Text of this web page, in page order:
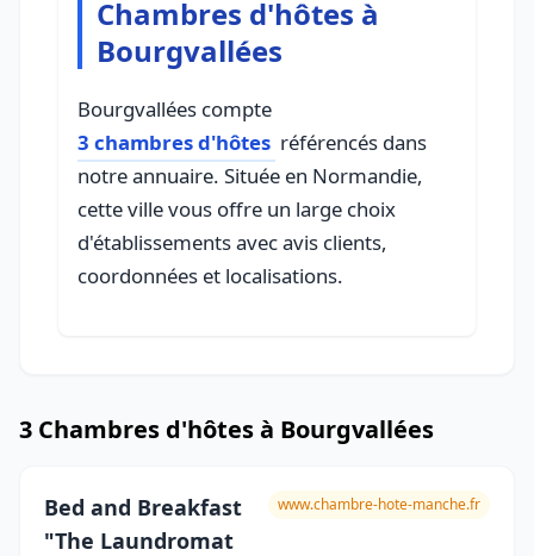
Chambres d'hôtes à
Bourgvallées
Bourgvallées compte
3 chambres d'hôtes référencés dans
notre annuaire. Située en Normandie,
cette ville vous offre un large choix
d'établissements avec avis clients,
coordonnées et localisations.
3 Chambres d'hôtes à Bourgvallées
Bed and Breakfast
"The Laundromat
www.chambre-hote-manche.fr